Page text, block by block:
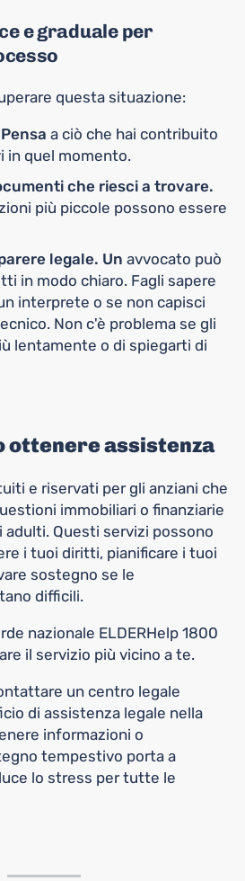
e graduale per
questa situazione:
a ciò che hai contribuito
in quel momento.
che riesci a trovare.
più piccole possono essere
legale. Un avvocato può
in modo chiaro. Fagli sapere
interprete o se non capisci
Non c'è problema se gli
lentamente o di spiegarti di
ottenere assistenza
e riservati per gli anziani che
immobiliari o finanziarie
Questi servizi possono
i tuoi diritti, pianificare i tuoi
sostegno se le
difficili.
nazionale ELDERHelp 1800
il servizio più vicino a te.
un centro legale
di assistenza legale nella
informazioni o
tempestivo porta a
lo stress per tutte le